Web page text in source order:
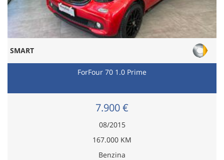
SMART
ForFour 70 1.0 Prime
7.900 €
08/2015
167.000 KM
Benzina